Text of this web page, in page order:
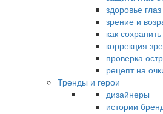
здоровье глаз
зрение и
как
коррекция
проверка
рецепт на
Тренды и герои
дизайнеры
истории